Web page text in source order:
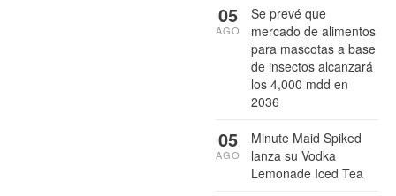
Se prevé que
mercado de alimentos
para mascotas a base
de insectos alcanzará
los 4,000 mdd en
2036
05
AGO
Minute Maid Spiked
lanza su Vodka
Lemonade Iced Tea
05
AGO